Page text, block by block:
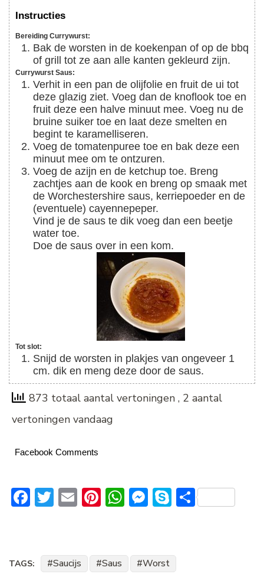
Instructies
Bereiding Currywurst:
Bak de worsten in de koekenpan of op de bbq
of grill tot ze aan alle kanten gekleurd zijn.
Currywurst Saus:
Verhit in een pan de olijfolie en fruit de ui tot
deze glazig ziet. Voeg dan de knoflook toe en
fruit deze een halve minuut mee. Voeg nu de
bruine suiker toe en laat deze smelten en
begint te karamelliseren.
Voeg de tomatenpuree toe en bak deze een
minuut mee om te ontzuren.
Voeg de azijn en de ketchup toe. Breng
zachtjes aan de kook en breng op smaak met
de Worchestershire saus, kerriepoeder en de
(eventuele) cayennepeper.
Vind je de saus te dik voeg dan een beetje
water toe.
Doe de saus over in een kom.
Tot slot:
Snijd de worsten in plakjes van ongeveer 1
cm. dik en meng deze door de saus.
873 totaal aantal vertoningen , 2 aantal
vertoningen vandaag
Facebook Comments
Facebook
Twitter
EmailPinterest
WhatsApp
Messenger
Skype
Delen
TAGS: Saucijs Saus Worst